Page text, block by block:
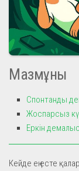
Мазмұны
Спонтанды
Жоспарсыз
Еркін
Кейде ең есте